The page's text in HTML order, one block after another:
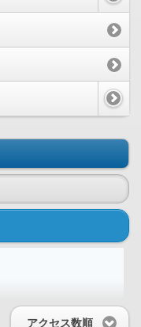
アクセス数順